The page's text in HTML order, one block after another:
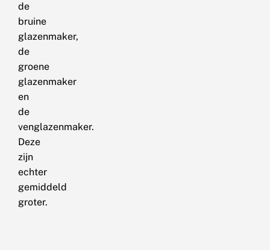
de
bruine
glazenmaker,
de
groene
glazenmaker
en
de
venglazenmaker.
Deze
zijn
echter
gemiddeld
groter.